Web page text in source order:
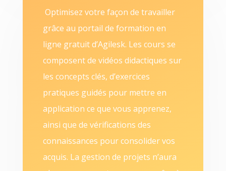
Optimisez votre façon de travailler
grâce au portail de formation en
ligne gratuit d’Agilesk. Les cours se
composent de vidéos didactiques sur
les concepts clés, d’exercices
pratiques guidés pour mettre en
application ce que vous apprenez,
ainsi que de vérifications des
connaissances pour consolider vos
acquis. La gestion de projets n’aura